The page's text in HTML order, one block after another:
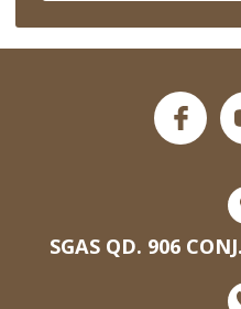
SGAS QD. 906